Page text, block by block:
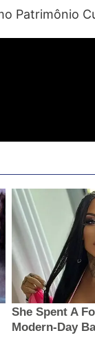
Patrimônio